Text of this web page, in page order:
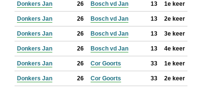
Donkers Jan 26 Bosch vd Jan 13 1e keer
Donkers Jan 26 Bosch vd Jan 13 2e keer
Donkers Jan 26 Bosch vd Jan 13 3e keer
Donkers Jan 26 Bosch vd Jan 13 4e keer
Donkers Jan 26 Cor Goorts 33 1e keer
Donkers Jan 26 Cor Goorts 33 2e keer